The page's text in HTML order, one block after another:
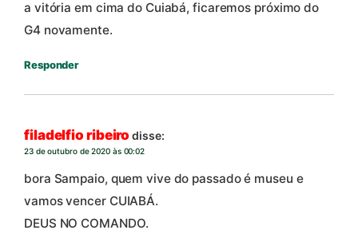
a vitória em cima do Cuiabá, ficaremos próximo do
G4 novamente.
Responder
filadelfio ribeiro disse:
23 de outubro de 2020 às 00:02
bora Sampaio, quem vive do passado é museu e
vamos vencer CUIABÁ.
DEUS NO COMANDO.